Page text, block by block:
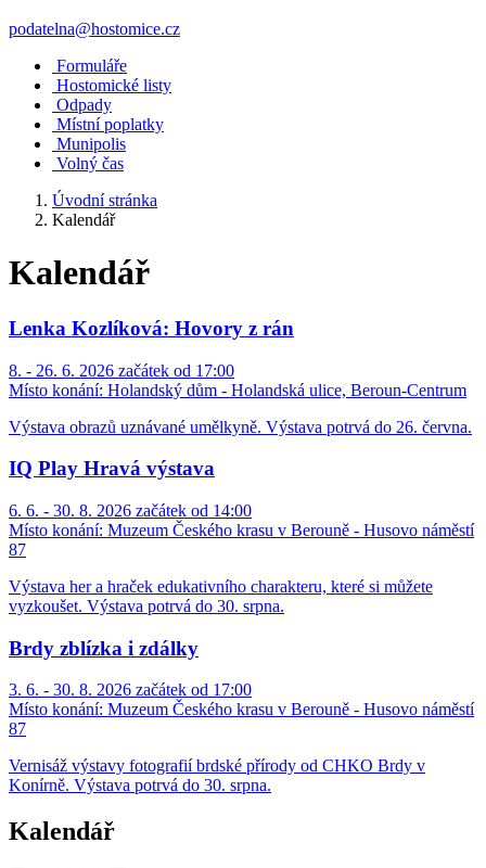
podatelna@hostomice.cz
Formuláře
Hostomické listy
Odpady
Místní poplatky
Munipolis
Volný čas
Úvodní stránka
Kalendář
Kalendář
Lenka Kozlíková: Hovory z rán
8. - 26. 6. 2026 začátek od 17:00
Místo konání: Holandský dům - Holandská ulice, Beroun-Centrum
Výstava obrazů uznávané umělkyně. Výstava potrvá do 26. června.
IQ Play Hravá výstava
6. 6. - 30. 8. 2026 začátek od 14:00
Místo konání: Muzeum Českého krasu v Berouně - Husovo náměstí
87
Výstava her a hraček edukativního charakteru, které si můžete
vyzkoušet. Výstava potrvá do 30. srpna.
Brdy zblízka i zdálky
3. 6. - 30. 8. 2026 začátek od 17:00
Místo konání: Muzeum Českého krasu v Berouně - Husovo náměstí
87
Vernisáž výstavy fotografií brdské přírody od CHKO Brdy v
Konírně. Výstava potrvá do 30. srpna.
Kalendář